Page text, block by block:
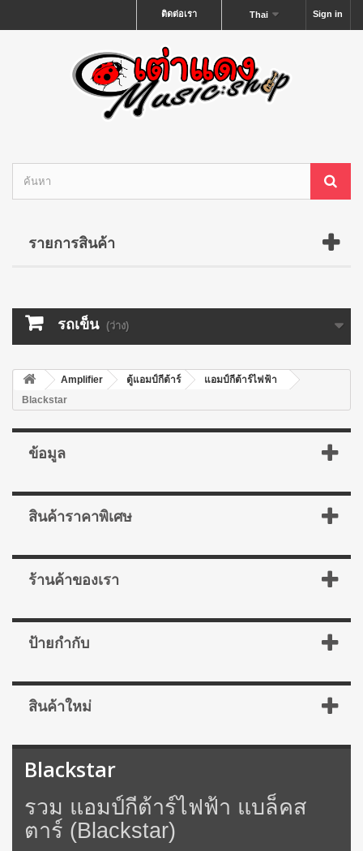
Sign in
Thai
ติดต่อเรา
รายการสินค้า
รถเข็น (ว่าง)
Amplifier ตู้แอมป์กีต้าร์
แอมป์กีต้าร์ไฟฟ้า
Blackstar
ข้อมูล
สินค้าราคาพิเศษ
ร้านค้าของเรา
ป้ายกำกับ
สินค้าใหม่
Blackstar
รวม แอมป์กีต้าร์ไฟฟ้า แบล็คส
ตาร์ (Blackstar)